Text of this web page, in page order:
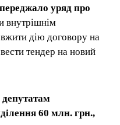
уряд про
внутрішнім
дію договору на
тендер на новий
депутатам
60 млн. грн.,